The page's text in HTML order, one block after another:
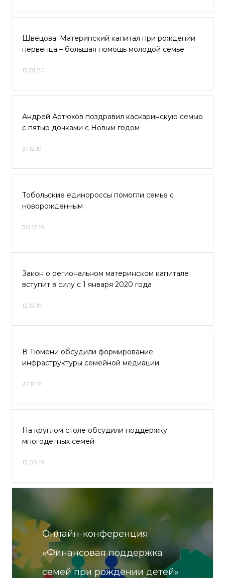
Швецова: Материнский капитал при рождении
первенца – большая помощь молодой семье
15.01.20
Андрей Артюхов поздравил каскаринскую семью
с пятью дочками с Новым годом
31.12.19
Тобольские единороссы помогли семье с
новорожденным
30.12.19
Закон о региональном материнском капитале
вступит в силу с 1 января 2020 года
12.12.19
В Тюмени обсудили формирование
инфраструктуры семейной медиации
27.11.19
На круглом столе обсудили поддержку
многодетных семей
13.09.19
Онлайн-конференция
«Финансовая поддержка
семей при рождении детей»